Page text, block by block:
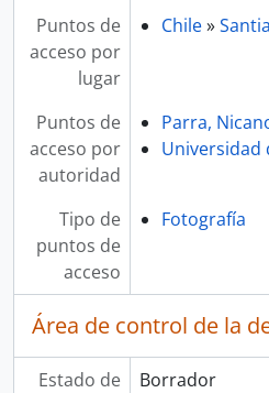
Puntos de
acceso por
lugar
Chile»
Puntos de
acceso por
autoridad
Parra,
Universidad
Tipo de
puntos de
acceso
Fotografía
Área de control de la
Estado de
Borrador